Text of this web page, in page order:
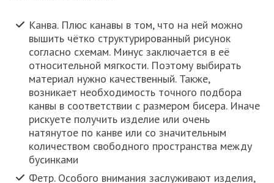
Канва. Плюс канавы в том, что на ней можно
вышить чётко структурированный рисунок
согласно схемам. Минус заключается в её
относительной мягкости. Поэтому выбирать
материал нужно качественный. Также,
возникает необходимость точного подбора
канвы в соответствии с размером бисера. Иначе
рискуете получить изделие или очень
натянутое по канве или со значительным
количеством свободного пространства между
бусинками
Фетр. Особого внимания заслуживают изделия,